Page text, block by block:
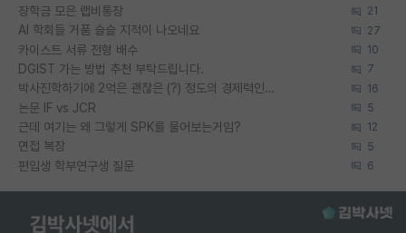
장학금 모은 랩비통장 21
AI 학회들 거품 슬슬 지적이 나오네요 27
카이스트 서류 전형 배수 10
DGIST 가는 방법 추천 부탁드립니다. 7
박사진학하기에 2억은 괜찮은 (?) 정도의 경제력인가요 16
논문 IF vs JCR 5
근데 여기는 왜 그렇게 SPK를 물어보는거임? 12
면접 복장 5
편입생 학부연구생 질문 6